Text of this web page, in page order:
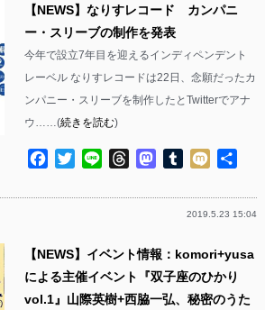
【NEWS】なりすレコード カンパニ
ー・スリーブの制作を発表
今年で設立7年目を迎えるインディペンデント
レーベル なりすレコードは22日、念願だったカ
ンパニー・スリーブを制作したとTwitterでアナ
ウ……(続きを読む)
Facebook
TwitterLine ThreadsMastodon
Tumblr
Mixi
2019.5.23 15:04
【NEWS】イベント情報：komori+yusa
による主催イベント『双子座のひかり
vol.1』山際英樹+西脇一弘、秘密のうた